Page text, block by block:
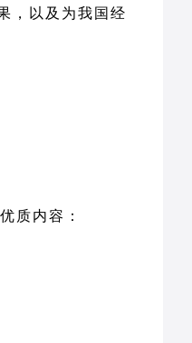
，以及为我国经
质内容：